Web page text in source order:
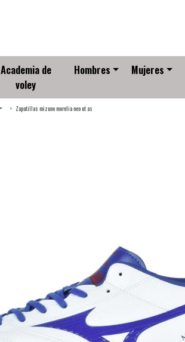
Academia de
voley
Hombres Mujeres
Zapatillas mizuno morelia neo ut as